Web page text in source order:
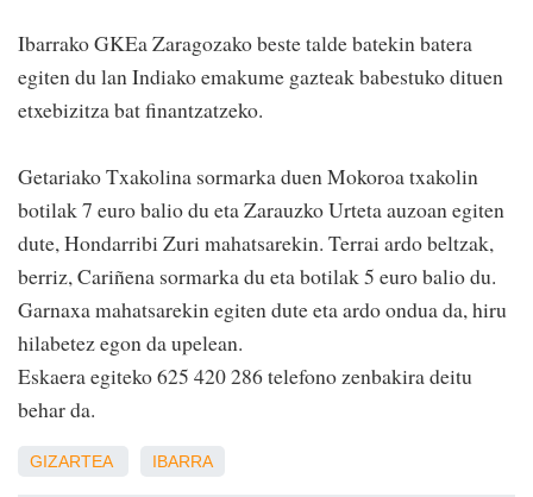
Ibarrako GKEa Zaragozako beste talde batekin batera
egiten du lan Indiako emakume gazteak babestuko dituen
etxebizitza bat finantzatzeko.
Getariako Txakolina sormarka duen Mokoroa txakolin
botilak 7 euro balio du eta Zarauzko Urteta auzoan egiten
dute, Hondarribi Zuri mahatsarekin. Terrai ardo beltzak,
berriz, Cariñena sormarka du eta botilak 5 euro balio du.
Garnaxa mahatsarekin egiten dute eta ardo ondua da, hiru
hilabetez egon da upelean.
Eskaera egiteko 625 420 286 telefono zenbakira deitu
behar da.
GIZARTEA IBARRA